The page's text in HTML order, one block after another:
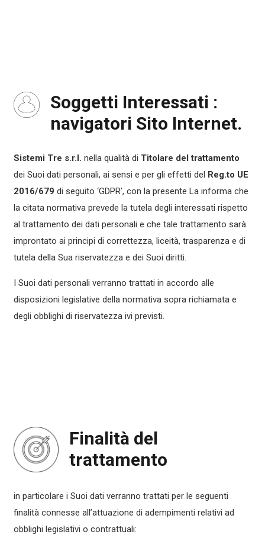
Soggetti Interessati :
navigatori Sito Internet.
Sistemi Tre s.r.l. nella qualità di Titolare del trattamento
dei Suoi dati personali, ai sensi e per gli effetti del Reg.to UE
2016/679 di seguito ‘GDPR’, con la presente La informa che
la citata normativa prevede la tutela degli interessati rispetto
al trattamento dei dati personali e che tale trattamento sarà
improntato ai principi di correttezza, liceità, trasparenza e di
tutela della Sua riservatezza e dei Suoi diritti.
I Suoi dati personali verranno trattati in accordo alle
disposizioni legislative della normativa sopra richiamata e
degli obblighi di riservatezza ivi previsti.
Finalità del
trattamento
in particolare i Suoi dati verranno trattati per le seguenti
finalità connesse all’attuazione di adempimenti relativi ad
obblighi legislativi o contrattuali: